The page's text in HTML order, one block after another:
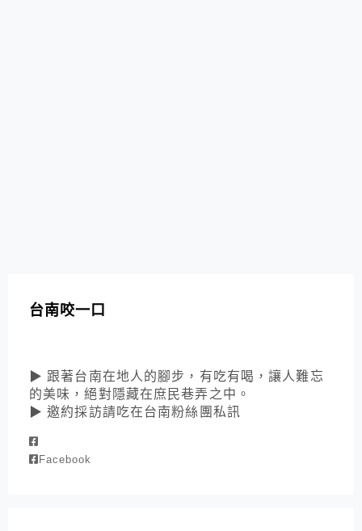
台南咬一口
▶ 跟著台南在地人的腳步，有吃有喝，讓人難忘
的美味，絕對隱藏在庶民巷弄之中。
▶ 邀約採訪請吃在台南粉絲團私訊
Facebook